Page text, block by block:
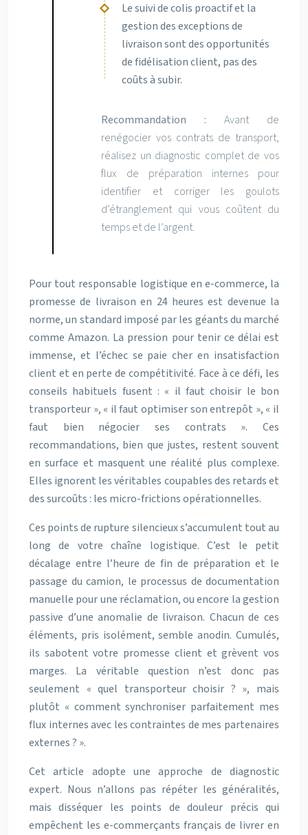
Le suivi de colis proactif et la
gestion des exceptions de
livraison sont des opportunités
de fidélisation client, pas des
coûts à subir.
Recommandation : Avant de
renégocier vos contrats de transport,
réalisez un diagnostic complet de vos
flux de préparation internes pour
identifier et corriger les goulots
d’étranglement qui vous coûtent du
temps et de l’argent.
Pour tout responsable logistique en e-commerce, la
promesse de livraison en 24 heures est devenue la
norme, un standard imposé par les géants du marché
comme Amazon. La pression pour tenir ce délai est
immense, et l’échec se paie cher en insatisfaction
client et en perte de compétitivité. Face à ce défi, les
conseils habituels fusent : « il faut choisir le bon
transporteur », « il faut optimiser son entrepôt », « il
faut bien négocier ses contrats ». Ces
recommandations, bien que justes, restent souvent
en surface et masquent une réalité plus complexe.
Elles ignorent les véritables coupables des retards et
des surcoûts : les micro-frictions opérationnelles.
Ces points de rupture silencieux s’accumulent tout au
long de votre chaîne logistique. C’est le petit
décalage entre l’heure de fin de préparation et le
passage du camion, le processus de documentation
manuelle pour une réclamation, ou encore la gestion
passive d’une anomalie de livraison. Chacun de ces
éléments, pris isolément, semble anodin. Cumulés,
ils sabotent votre promesse client et grèvent vos
marges. La véritable question n’est donc pas
seulement « quel transporteur choisir ? », mais
plutôt « comment synchroniser parfaitement mes
flux internes avec les contraintes de mes partenaires
externes ? ».
Cet article adopte une approche de diagnostic
expert. Nous n’allons pas répéter les généralités,
mais disséquer les points de douleur précis qui
empêchent les e-commerçants français de livrer en